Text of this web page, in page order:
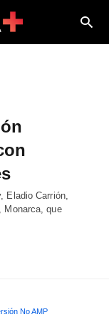
Eladio Carrión,
Monarca, que
No AMP